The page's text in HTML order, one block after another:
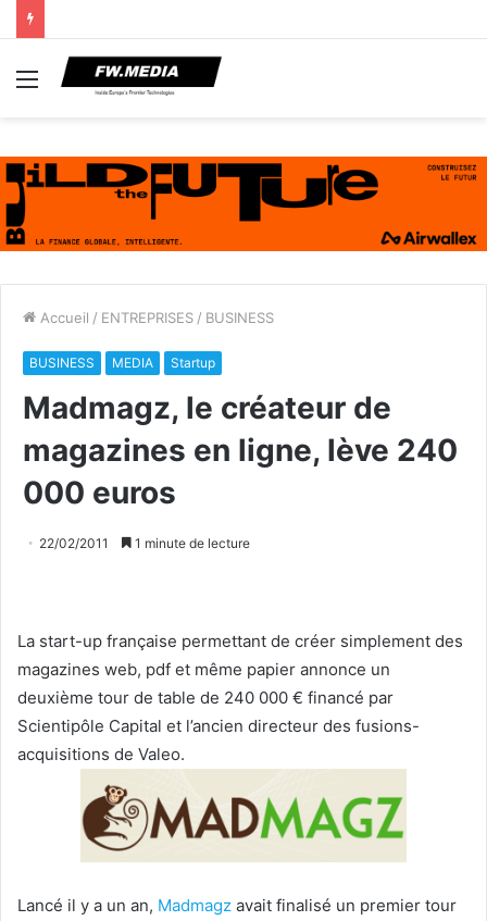
Menu
Accueil / ENTREPRISES / BUSINESS
BUSINESS MEDIA Startup
Madmagz, le créateur de
magazines en ligne, lève 240
000 euros
22/02/2011 1 minute de lecture
La start-up française permettant de créer simplement des
magazines web, pdf et même papier annonce un
deuxième tour de table de 240 000 € financé par
Scientipôle Capital et l’ancien directeur des fusions-
acquisitions de Valeo.
Lancé il y a un an, Madmagz avait finalisé un premier tour